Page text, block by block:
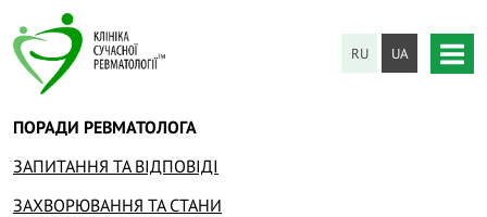
RU UA
ПОРАДИ РЕВМАТОЛОГА
ЗАПИТАННЯ ТА ВІДПОВІДІ
ЗАХВОРЮВАННЯ ТА СТАНИ